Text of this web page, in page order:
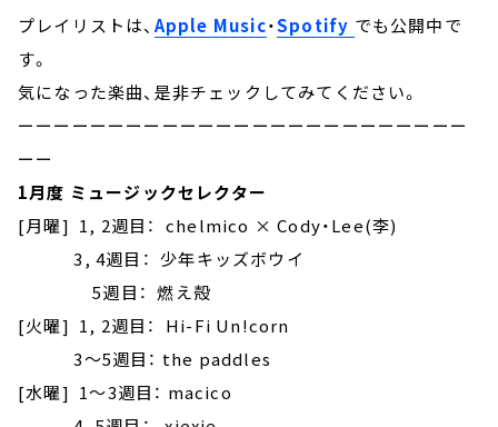
プレイリストは、 Apple Music・Spotify でも公開中で
す。
気になった楽曲、是非チェックしてみてください。
ーーーーーーーーーーーーーーーーーーーーーーーーー
ーー
1月度 ミュージックセレクター
[月曜] 1, 2週目： chelmico × Cody・Lee(李)
3, 4週目： 少年キッズボウイ
5週目： 燃え殻
[火曜] 1, 2週目： Hi-Fi Un!corn
3～5週目： the paddles
[水曜] 1～3週目： macico